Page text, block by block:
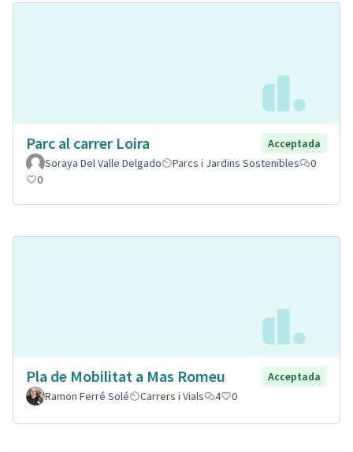
Parc al carrer Loira
Acceptada
Soraya Del Valle Delgado
Parcs i Jardins Sostenibles
0
0
Pla de Mobilitat a Mas Romeu
Acceptada
Ramon Ferré Solé
Carrers i Vials 4 0